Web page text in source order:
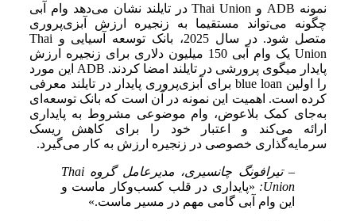
نمونه ADB و Thai Union در تایلند نشان می‌دهد وام آبی
چگونه می‌تواند مستقیما به زنجیره ارزش آبزی‌پروری
متصل شود. در سال 2025، بانک توسعه آسیایی و Thai
Union یک وام آبی 150 میلیون دلاری برای زنجیره ارزش
پایدار میگوی پرورشی در تایلند امضا کردند. ADB این مورد
را اولین blue loan برای آبزی‌پروری پایدار در تایلند معرفی
کرده است. اهمیت این نمونه در آن است که بانک توسعه‌ای
به‌جای کمک بلاعوض، وام موضوعی مشروط به پایداری
ارائه می‌کند و اعتبار خود را برای کاهش ریسک
سرمایه‌گذاری خصوصی در زنجیره ارزش به کار می‌گیرد.
– تیرافونگ چانسیری، مدیرعامل گروه Thai
Union:
«پایداری در قلب کسب‌وکار ماست و
این وام آبی گامی مهم در مسیر ماست.»